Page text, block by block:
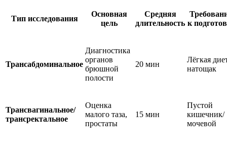
Тип исследования
Основная
цель
Средняя
длительность к
Трансабдоминальное
Диагностика
органов
брюшной
полости
20 мин
Лёгкая
натощак
Трансвагинальное/
трансректальное
Оценка
малого таза,
простаты
15 мин
Пустой
кишечник/
мочевой